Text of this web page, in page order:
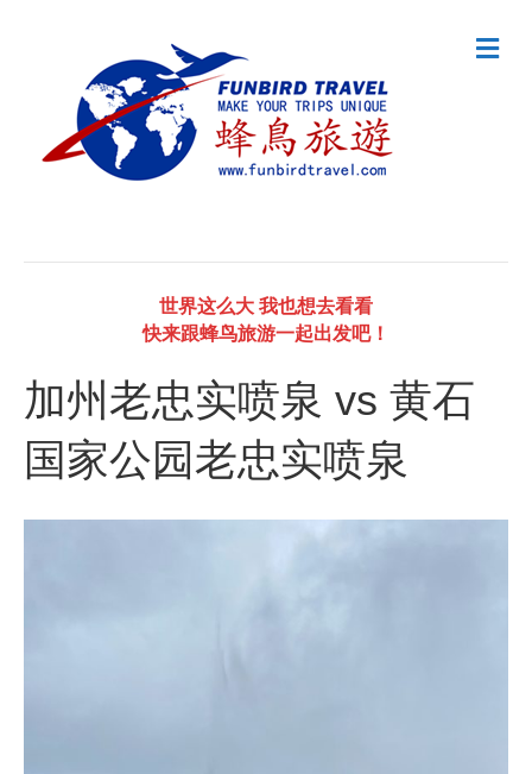
世界这么大 我也想去看看
快来跟蜂鸟旅游一起出发吧！
M
e
加州老忠实喷泉 vs 黄石
国家公园老忠实喷泉